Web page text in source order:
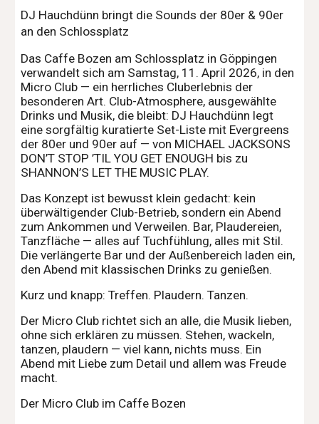
DJ Hauchdünn bringt die Sounds der 80er & 90er
an den Schlossplatz
Das Caffe Bozen am Schlossplatz in Göppingen
verwandelt sich am Samstag, 11. April 2026, in den
Micro Club — ein herrliches Cluberlebnis der
besonderen Art. Club-Atmosphere, ausgewählte
Drinks und Musik, die bleibt: DJ Hauchdünn legt
eine sorgfältig kuratierte Set-Liste mit Evergreens
der 80er und 90er auf — von MICHAEL JACKSONS
DON’T STOP ’TIL YOU GET ENOUGH bis zu
SHANNON’S LET THE MUSIC PLAY.
Das Konzept ist bewusst klein gedacht: kein
überwältigender Club-Betrieb, sondern ein Abend
zum Ankommen und Verweilen. Bar, Plaudereien,
Tanzfläche — alles auf Tuchfühlung, alles mit Stil.
Die verlängerte Bar und der Außenbereich laden ein,
den Abend mit klassischen Drinks zu genießen.
Kurz und knapp: Treffen. Plaudern. Tanzen.
Der Micro Club richtet sich an alle, die Musik lieben,
ohne sich erklären zu müssen. Stehen, wackeln,
tanzen, plaudern — viel kann, nichts muss. Ein
Abend mit Liebe zum Detail und allem was Freude
macht.
Der Micro Club im Caffe Bozen